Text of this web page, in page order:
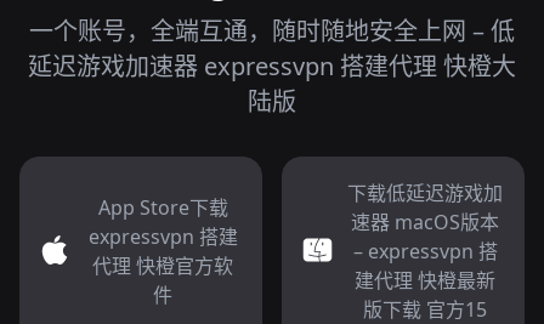
一个账号，全端互通，随时随地安全上网 – 低
延迟游戏加速器 expressvpn 搭建代理 快橙大
陆版
App Store下载
expressvpn 搭建
代理 快橙官方软
件
下载低延迟游戏加
速器 macOS版本
– expressvpn 搭
建代理 快橙最新
版下载 官方15